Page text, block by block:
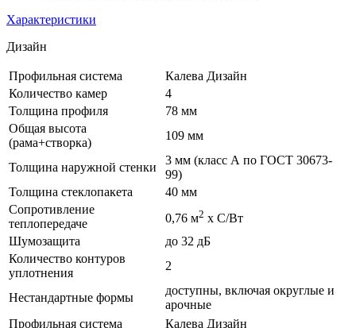
Характеристики
Дизайн
Профильная система
Калева Дизайн
Количество камер
4
Толщина профиля
78 мм
Общая высота
(рама+створка)
109 мм
Толщина наружной стенки
3 мм (класс А по ГОСТ 30673-
99)
Толщина стеклопакета
40 мм
Сопротивление
теплопередаче
0,76 м2 х С/Вт
Шумозащита
до 32 дБ
Количество контуров
уплотнения
2
Нестандартные формы
доступны, включая округлые и
арочные
Профильная система
Калева Дизайн